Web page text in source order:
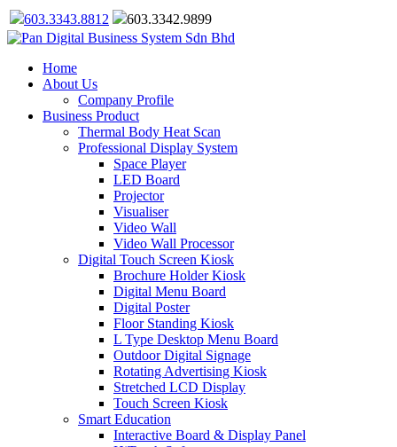
603.3343.8812 603.3342.9899
Home
About Us
Company Profile
Business Product
Thermal Body Heat Scan
Professional Display System
Space Player
LED Board
Projector
Visualiser
Video Wall
Video Wall Processor
Digital Touch Screen Kiosk
Brochure Holder Kiosk
Digital Menu Board
Digital Poster
Floor Standing Kiosk
L Type Desktop Menu Board
Outdoor Digital Signage
Rotating Advertising Kiosk
Stretched LCD Display
Touch Screen Kiosk
Smart Education
Interactive Board & Display Panel